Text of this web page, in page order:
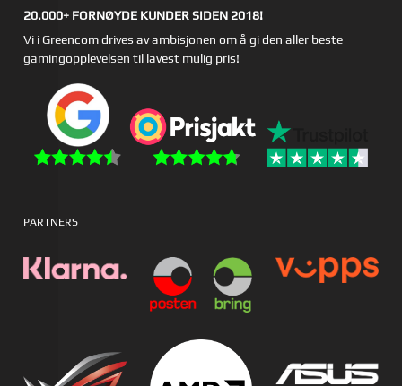
20.000+ FORNØYDE KUNDER SIDEN 2018!
Vi i Greencom drives av ambisjonen om å gi den aller beste
gamingopplevelsen til lavest mulig pris!
PARTNERS